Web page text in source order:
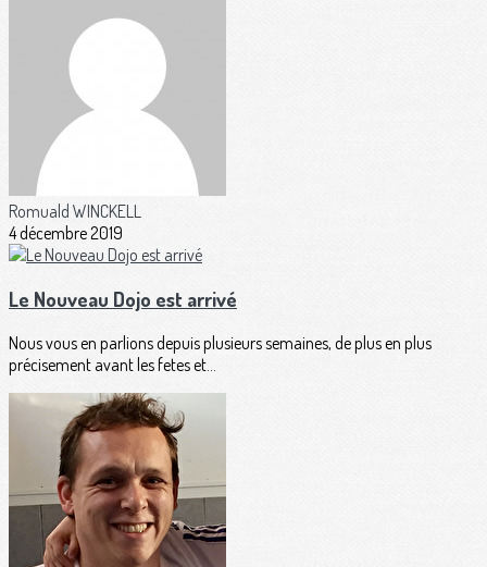
Romuald WINCKELL
4 décembre 2019
Le Nouveau Dojo est arrivé
Nous vous en parlions depuis plusieurs semaines, de plus en plus
précisement avant les fetes et...